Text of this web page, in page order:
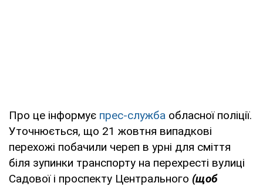
Про це інформує прес-служба обласної поліції.
Уточнюється, що 21 жовтня випадкові
перехожі побачили череп в урні для сміття
біля зупинки транспорту на перехресті вулиці
Садової і проспекту Центрального (щоб